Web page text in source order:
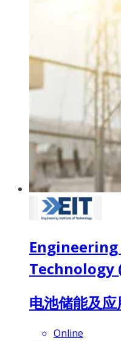
Technology
电池储能及
Online